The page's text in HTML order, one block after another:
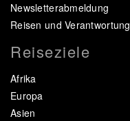
Newsletterabmeldung
Reisen und Verantwortung
Reiseziele
Afrika
Europa
Asien